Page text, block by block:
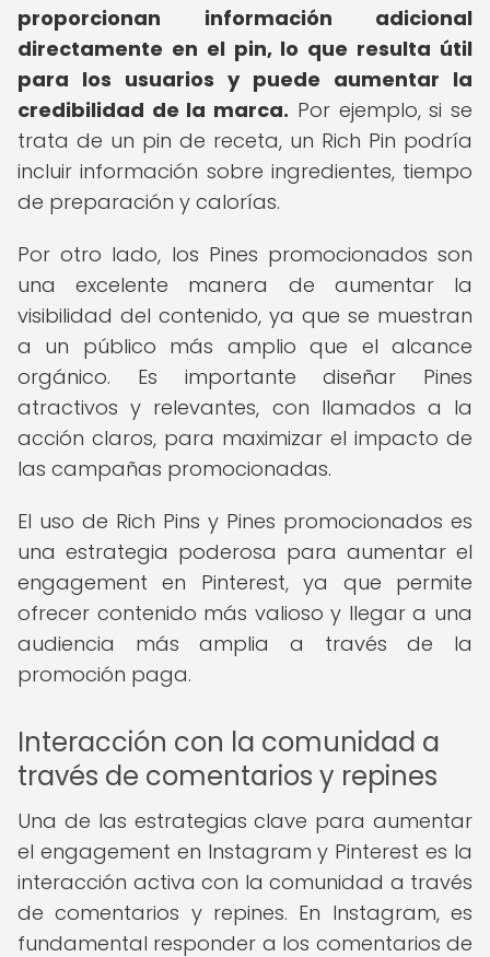
proporcionan información adicional
directamente en el pin, lo que resulta útil
para los usuarios y puede aumentar la
credibilidad de la marca. Por ejemplo, si se
trata de un pin de receta, un Rich Pin podría
incluir información sobre ingredientes, tiempo
de preparación y calorías.
Por otro lado, los Pines promocionados son
una excelente manera de aumentar la
visibilidad del contenido, ya que se muestran
a un público más amplio que el alcance
orgánico. Es importante diseñar Pines
atractivos y relevantes, con llamados a la
acción claros, para maximizar el impacto de
las campañas promocionadas.
El uso de Rich Pins y Pines promocionados es
una estrategia poderosa para aumentar el
engagement en Pinterest, ya que permite
ofrecer contenido más valioso y llegar a una
audiencia más amplia a través de la
promoción paga.
Interacción con la comunidad a
través de comentarios y repines
Una de las estrategias clave para aumentar
el engagement en Instagram y Pinterest es la
interacción activa con la comunidad a través
de comentarios y repines. En Instagram, es
fundamental responder a los comentarios de